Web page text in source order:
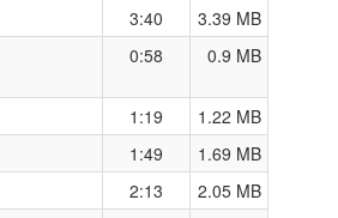
3:40
3.39 MB
0:58 0.9 MB
1:19
1.22 MB
1:49
1.69 MB
2:13
2.05 MB